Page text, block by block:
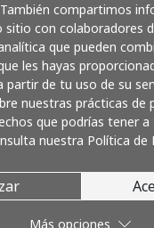
compartimos
sitio con colaboradores
que pueden
les hayas
partir de tu uso de su
nuestras prácticas de
que podrías tener
nuestra Política de
Más opciones
Paga con
© 2026 LlamaColombia